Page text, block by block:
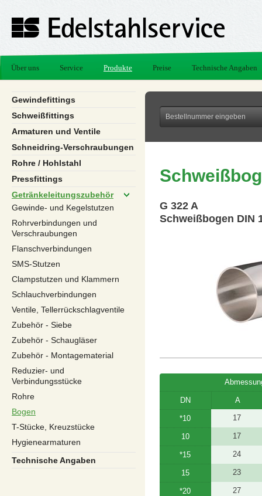
Über uns Service Produkte Preise Technische Angaben
Gewindefittings
Schweißfittings
Armaturen und Ventile
Schneidring-Verschraubungen
Rohre / Hohlstahl
Pressfittings
Getränkeleitungszubehör
Gewinde- und Kegelstutzen
Rohrverbindungen und
Verschraubungen
Flanschverbindungen
SMS-Stutzen
Clampstutzen und Klammern
Schlauchverbindungen
Ventile, Tellerrückschlagventile
Zubehör - Siebe
Zubehör - Schaugläser
Zubehör - Montagematerial
Reduzier- und
Verbindungsstücke
Rohre
Bogen
T-Stücke, Kreuzstücke
Hygienearmaturen
Technische Angaben
G 322 A
Schweißbogen DIN
DN A
*10 17
10 17
*15 24
15 23
*20 27